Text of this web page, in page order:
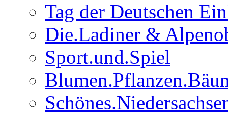
Tag der Deutschen
Die.Ladiner &
Sport.und.Spiel